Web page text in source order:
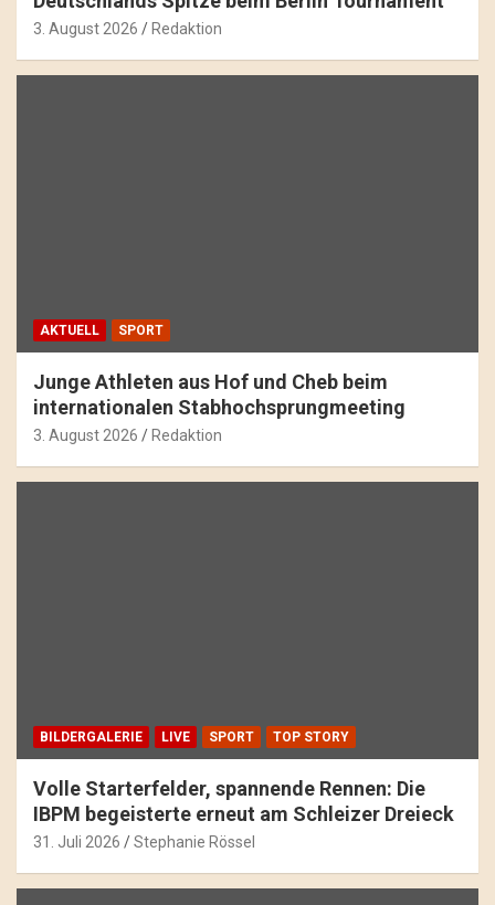
3. August 2026 Redaktion
AKTUELL SPORT
Junge Athleten aus Hof und Cheb beim
internationalen Stabhochsprungmeeting
3. August 2026 Redaktion
BILDERGALERIE LIVE SPORT TOP STORY
Volle Starterfelder, spannende Rennen: Die
IBPM begeisterte erneut am Schleizer Dreieck
31. Juli 2026 Stephanie Rössel